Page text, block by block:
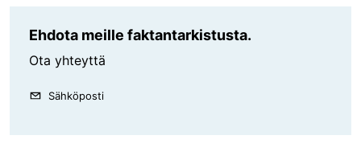
Ehdota meille faktantarkistusta.
Ota yhteyttä
Sähköposti